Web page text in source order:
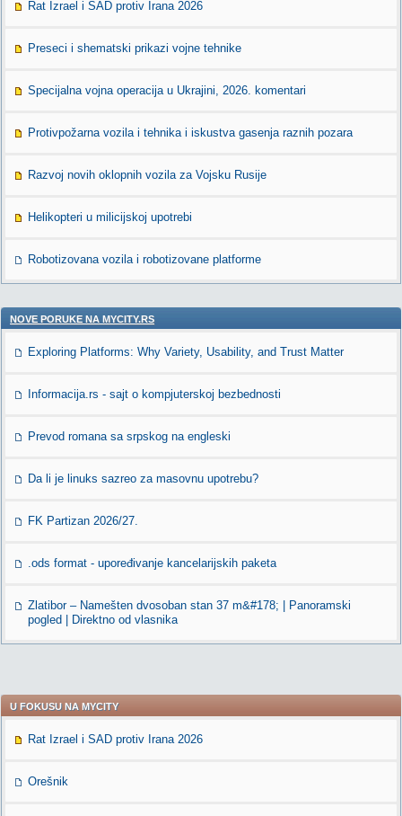
Rat Izrael i SAD protiv Irana 2026
Preseci i shematski prikazi vojne tehnike
Specijalna vojna operacija u Ukrajini, 2026. komentari
Protivpožarna vozila i tehnika i iskustva gasenja raznih pozara
Razvoj novih oklopnih vozila za Vojsku Rusije
Helikopteri u milicijskoj upotrebi
Robotizovana vozila i robotizovane platforme
NOVE PORUKE NA MYCITY.RS
Exploring Platforms: Why Variety, Usability, and Trust Matter
Informacija.rs - sajt o kompjuterskoj bezbednosti
Prevod romana sa srpskog na engleski
Da li je linuks sazreo za masovnu upotrebu?
FK Partizan 2026/27.
.ods format - upoređivanje kancelarijskih paketa
Zlatibor – Namešten dvosoban stan 37 m&#178; | Panoramski
pogled | Direktno od vlasnika
U FOKUSU NA MYCITY
Rat Izrael i SAD protiv Irana 2026
Orešnik